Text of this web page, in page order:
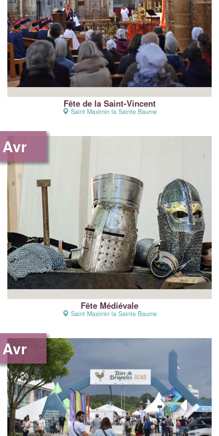
Fête de la Saint-Vincent
Saint Maximin la Sainte Baume
Fête Médiévale
Saint Maximin la Sainte Baume
Avr
Avr